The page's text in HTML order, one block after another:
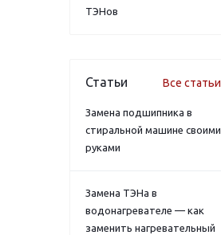
ТЭНов
Статьи Все статьи
Замена подшипника в
стиральной машине своими
руками
Замена ТЭНа в
водонагревателе — как
заменить нагревательный